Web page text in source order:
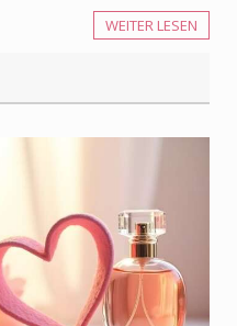
WEITER LESEN